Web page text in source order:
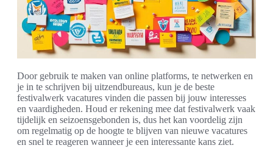
Door gebruik te maken van online platforms, te netwerken en
je in te schrijven bij uitzendbureaus, kun je de beste
festivalwerk vacatures vinden die passen bij jouw interesses
en vaardigheden. Houd er rekening mee dat festivalwerk vaak
tijdelijk en seizoensgebonden is, dus het kan voordelig zijn
om regelmatig op de hoogte te blijven van nieuwe vacatures
en snel te reageren wanneer je een interessante kans ziet.